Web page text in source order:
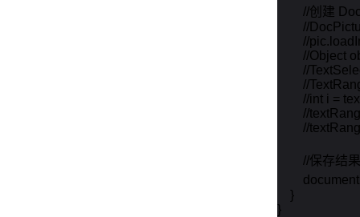
//创建
//
//
//Object
//
//
//int
//
//
//保存结
    }
}